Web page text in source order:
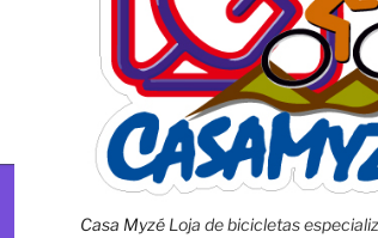
Casa MyzéLoja de bicicletas